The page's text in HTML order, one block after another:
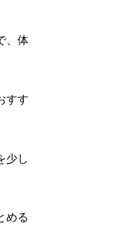
、体
すす
少し
める